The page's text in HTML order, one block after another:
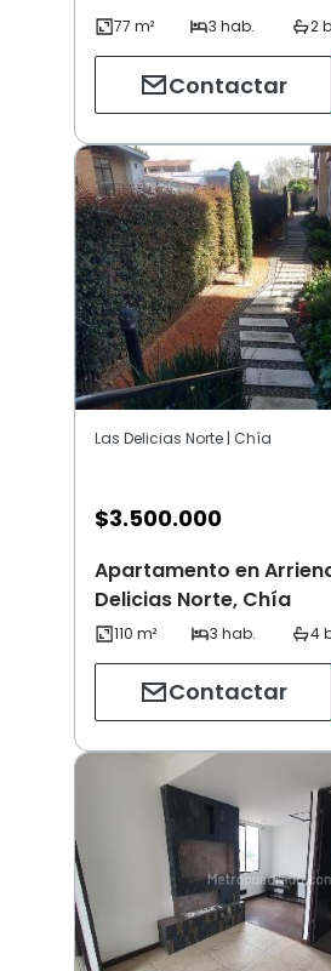
Contactar
Las Delicias Norte | Chía
$3.500.000
Apartamento en
Delicias Norte, Chía
Contactar